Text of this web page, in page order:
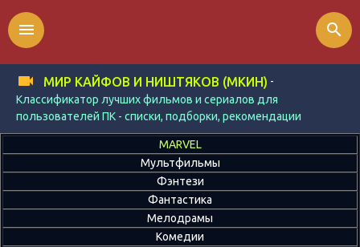
МИР КАЙФОВ И НИШТЯКОВ (МКИН) -
Классификатор лучших фильмов и сериалов для
пользователей ПК - списки, подборки, рекомендации
menu search
MARVEL
Мультфильмы
Фэнтези
Фантастика
Мелодрамы
Комедии